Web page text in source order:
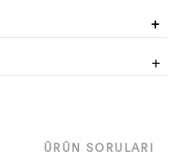
ÜRÜN SORULARI